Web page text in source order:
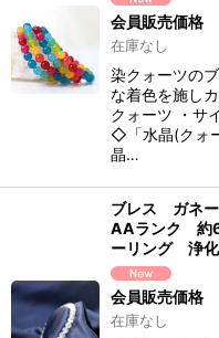
会員販売価格
在庫なし
染クォーツの
な着色を施し
クォーツ ・サ
◇「水晶(クォ
晶…
ブレス ガネ
AAランク 約
ーリング 浄
会員販売価格
在庫なし